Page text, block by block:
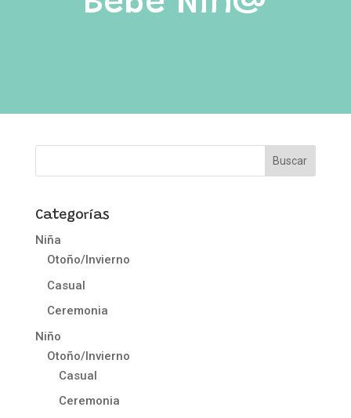
Buscar
Categorías
Niña
Otoño/Invierno
Casual
Ceremonia
Niño
Otoño/Invierno
Casual
Ceremonia